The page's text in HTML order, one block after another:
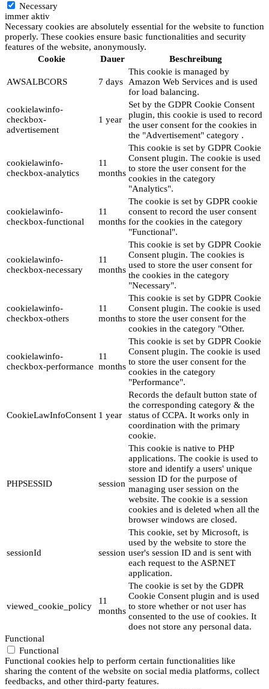
Necessary
immer aktiv
Necessary cookies are absolutely essential for the website to function
properly. These cookies ensure basic functionalities and security
features of the website, anonymously.
Cookie
Dauer Beschreibung
AWSALBCORS 7 days
This cookie is managed by
Amazon Web Services and is used
for load balancing.
cookielawinfo-
checkbox-
advertisement
1 year
Set by the GDPR Cookie Consent
plugin, this cookie is used to record
the user consent for the cookies in
the "Advertisement" category .
cookielawinfo-
checkbox-analytics
11
months
This cookie is set by GDPR Cookie
Consent plugin. The cookie is used
to store the user consent for the
cookies in the category
"Analytics".
cookielawinfo-
checkbox-functional
11
months
The cookie is set by GDPR cookie
consent to record the user consent
for the cookies in the category
"Functional".
cookielawinfo-
checkbox-necessary
11
months
This cookie is set by GDPR Cookie
Consent plugin. The cookies is
used to store the user consent for
the cookies in the category
"Necessary".
cookielawinfo-
checkbox-others
11
months
This cookie is set by GDPR Cookie
Consent plugin. The cookie is used
to store the user consent for the
cookies in the category "Other.
cookielawinfo-
checkbox-performance
11
months
This cookie is set by GDPR Cookie
Consent plugin. The cookie is used
to store the user consent for the
cookies in the category
"Performance".
CookieLawInfoConsent 1 year
Records the default button state of
the corresponding category & the
status of CCPA. It works only in
coordination with the primary
cookie.
PHPSESSID session
This cookie is native to PHP
applications. The cookie is used to
store and identify a users' unique
session ID for the purpose of
managing user session on the
website. The cookie is a session
cookies and is deleted when all the
browser windows are closed.
sessionId session
This cookie, set by Microsoft, is
used by the website to store the
user's session ID and is sent with
each request to the ASP.NET
application.
viewed_cookie_policy
11
months
The cookie is set by the GDPR
Cookie Consent plugin and is used
to store whether or not user has
consented to the use of cookies. It
does not store any personal data.
Functional
Functional
Functional cookies help to perform certain functionalities like
sharing the content of the website on social media platforms, collect
feedbacks, and other third-party features.